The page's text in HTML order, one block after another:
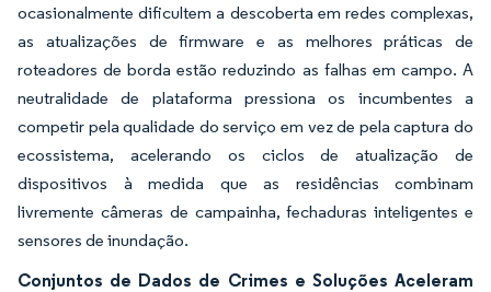
ocasionalmente dificultem a descoberta em redes complexas,
as atualizações de firmware e as melhores práticas de
roteadores de borda estão reduzindo as falhas em campo. A
neutralidade de plataforma pressiona os incumbentes a
competir pela qualidade do serviço em vez de pela captura do
ecossistema, acelerando os ciclos de atualização de
dispositivos à medida que as residências combinam
livremente câmeras de campainha, fechaduras inteligentes e
sensores de inundação.
Conjuntos de Dados de Crimes e Soluções Aceleram